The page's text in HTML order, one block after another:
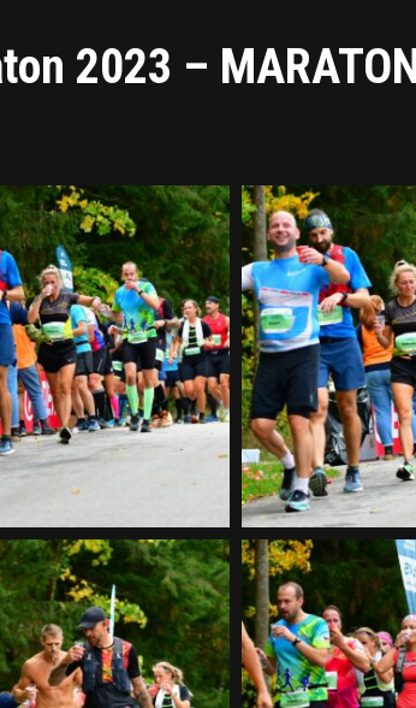
2023 –